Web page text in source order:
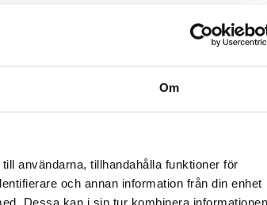
Om
användarna, tillhandahålla funktioner för
och annan information från din enhet
Dessa kan i sin tur kombinera informationen
med ca 60 %.
rapportera enligt den gamla eller den